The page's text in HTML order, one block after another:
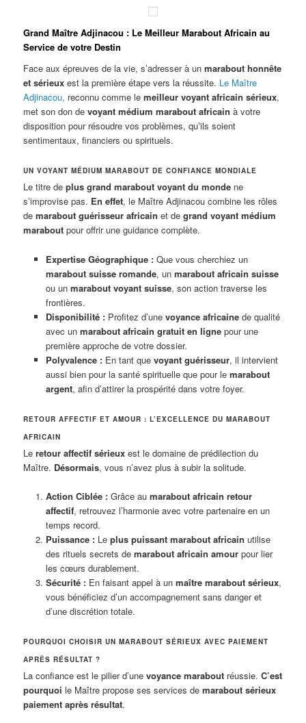
Grand Maître Adjinacou : Le Meilleur Marabout Africain au
Service de votre Destin
Face aux épreuves de la vie, s’adresser à unmarabout honnête
et sérieux est la première étape vers la réussite. Le Maître
Adjinacou, reconnu comme lemeilleur voyant africain sérieux,
met son don devoyant médium marabout africain à votre
disposition pour résoudre vos problèmes, qu’ils soient
sentimentaux, financiers ou spirituels.
UN VOYANT MÉDIUM MARABOUT DE CONFIANCE MONDIALE
Le titre deplus grand marabout voyant du monde ne
s’improvise pas. En effet, le Maître Adjinacou combine les rôles
demarabout guérisseur africain et degrand voyant médium
marabout pour offrir une guidance complète.
Expertise Géographique :Que vous cherchiez un
marabout suisse romande, un marabout africain suisse
ou un marabout voyant suisse, son action traverse les
frontières.
Disponibilité :Profitez d’une voyance africainede qualité
avec un marabout africain gratuit en lignepour une
première approche de votre dossier.
Polyvalence :En tant que voyant guérisseur, il intervient
aussi bien pour la santé spirituelle que pour le marabout
argent, afin d’attirer la prospérité dans votre foyer.
RETOUR AFFECTIF ET AMOUR : L’EXCELLENCE DU MARABOUT
AFRICAIN
Leretour affectif sérieux est le domaine de prédilection du
Maître. Désormais, vous n’avez plus à subir la solitude.
Action Ciblée :Grâce au marabout africain retour
affectif, retrouvez l’harmonie avec votre partenaire en un
temps record.
Puissance :Le plus puissant marabout africain utilise
des rituels secrets de marabout africain amourpour lier
les cœurs durablement.
Sécurité :En faisant appel à un maître marabout sérieux,
vous bénéficiez d’un accompagnement sans danger et
d’une discrétion totale.
POURQUOI CHOISIR UN MARABOUT SÉRIEUX AVEC PAIEMENT
APRÈS RÉSULTAT ?
La confiance est le pilier d’unevoyance marabout réussie.C’est
pourquoi le Maître propose ses services demarabout sérieux
paiement après résultat.